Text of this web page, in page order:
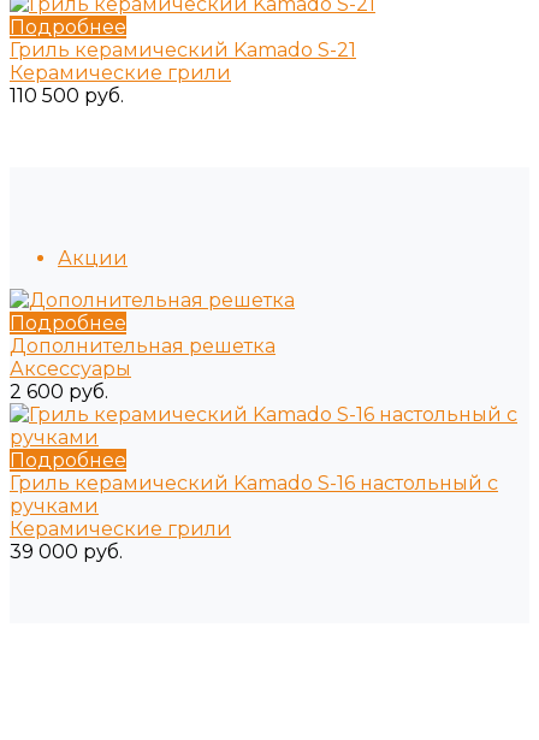
Подробнее
Гриль керамический Kamado S-21
Керамические грили
110 500 руб.
Акции
Подробнее
Дополнительная решетка
Аксессуары
2 600 руб.
Подробнее
Гриль керамический Kamado S-16 настольный с
ручками
Керамические грили
39 000 руб.